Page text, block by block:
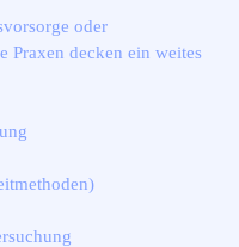
oder
Praxen decken ein weites